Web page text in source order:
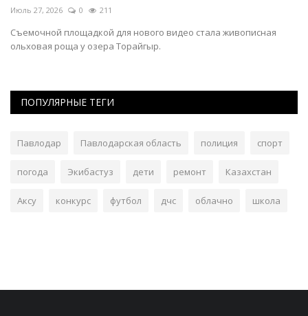
Июль 27, 2026 0 211
Съемочной площадкой для нового видео стала живописная
ольховая роща у озера Торайгыр.
ПОПУЛЯРНЫЕ ТЕГИ
Павлодар Павлодарская область полиция спорт
погода Экибастуз дети ремонт Казахстан
Аксу конкурс футбол дчс облачно школа